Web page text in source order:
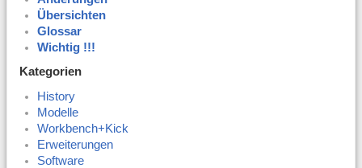
Übersichten
Glossar
Wichtig !!!
Kategorien
History
Modelle
Workbench+Kick
Erweiterungen
Software